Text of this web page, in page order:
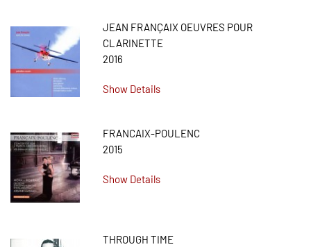
JEAN FRANÇAIX OEUVRES POUR
CLARINETTE
2016
Show Details
FRANCAIX-POULENC
2015
Show Details
THROUGH TIME